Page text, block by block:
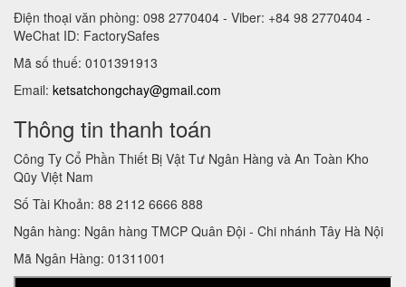
Điện thoại văn phòng: 098 2770404 - Viber: +84 98 2770404 -
WeChat ID: FactorySafes
Mã số thuế: 0101391913
Email: ketsatchongchay@gmail.com
Thông tin thanh toán
Công Ty Cổ Phần Thiết Bị Vật Tư Ngân Hàng và An Toàn Kho
Qũy Việt Nam
Số Tài Khoản: 88 2112 6666 888
Ngân hàng: Ngân hàng TMCP Quân Đội - Chi nhánh Tây Hà Nội
Mã Ngân Hàng: 01311001